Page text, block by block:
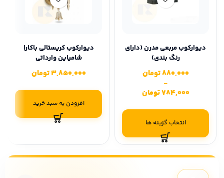
دیوارکوب مربعی مدرن (دارای
رنگ بندی)
880,000تومان
–
784,000تومان
انتخاب گزینه ها
دیوارکوب کریستالی باکارا
شامپاین وارداتی
3,850,000تومان
افزودن به سبد خرید